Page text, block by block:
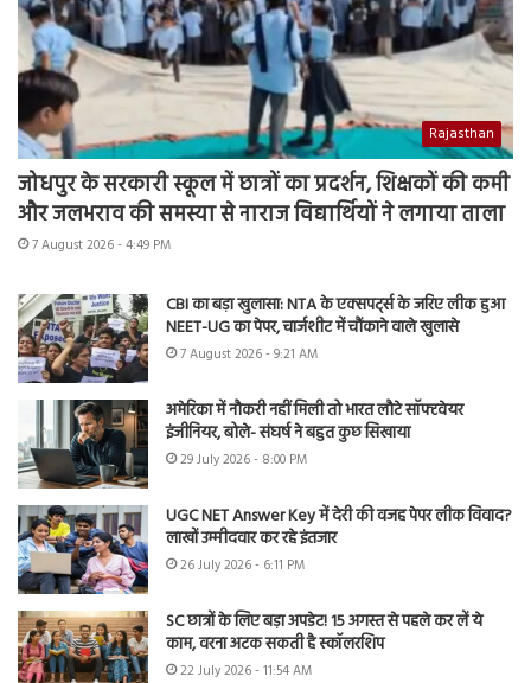
Rajasthan
जोधपुर के सरकारी स्कूल में छात्रों का प्रदर्शन, शिक्षकों की कमी
और जलभराव की समस्या से नाराज विद्यार्थियों ने लगाया ताला
7 August 2026 - 4:49 PM
CBI का बड़ा खुलासा: NTA के एक्सपर्ट्स के जरिए लीक हुआ
NEET-UG का पेपर, चार्जशीट में चौंकाने वाले खुलासे
7 August 2026 - 9:21 AM
अमेरिका में नौकरी नहीं मिली तो भारत लौटे सॉफ्टवेयर
इंजीनियर, बोले- संघर्ष ने बहुत कुछ सिखाया
29 July 2026 - 8:00 PM
UGC NET Answer Key में देरी की वजह पेपर लीक विवाद?
लाखों उम्मीदवार कर रहे इंतजार
26 July 2026 - 6:11 PM
SC छात्रों के लिए बड़ा अपडेट! 15 अगस्त से पहले कर लें ये
काम, वरना अटक सकती है स्कॉलरशिप
22 July 2026 - 11:54 AM